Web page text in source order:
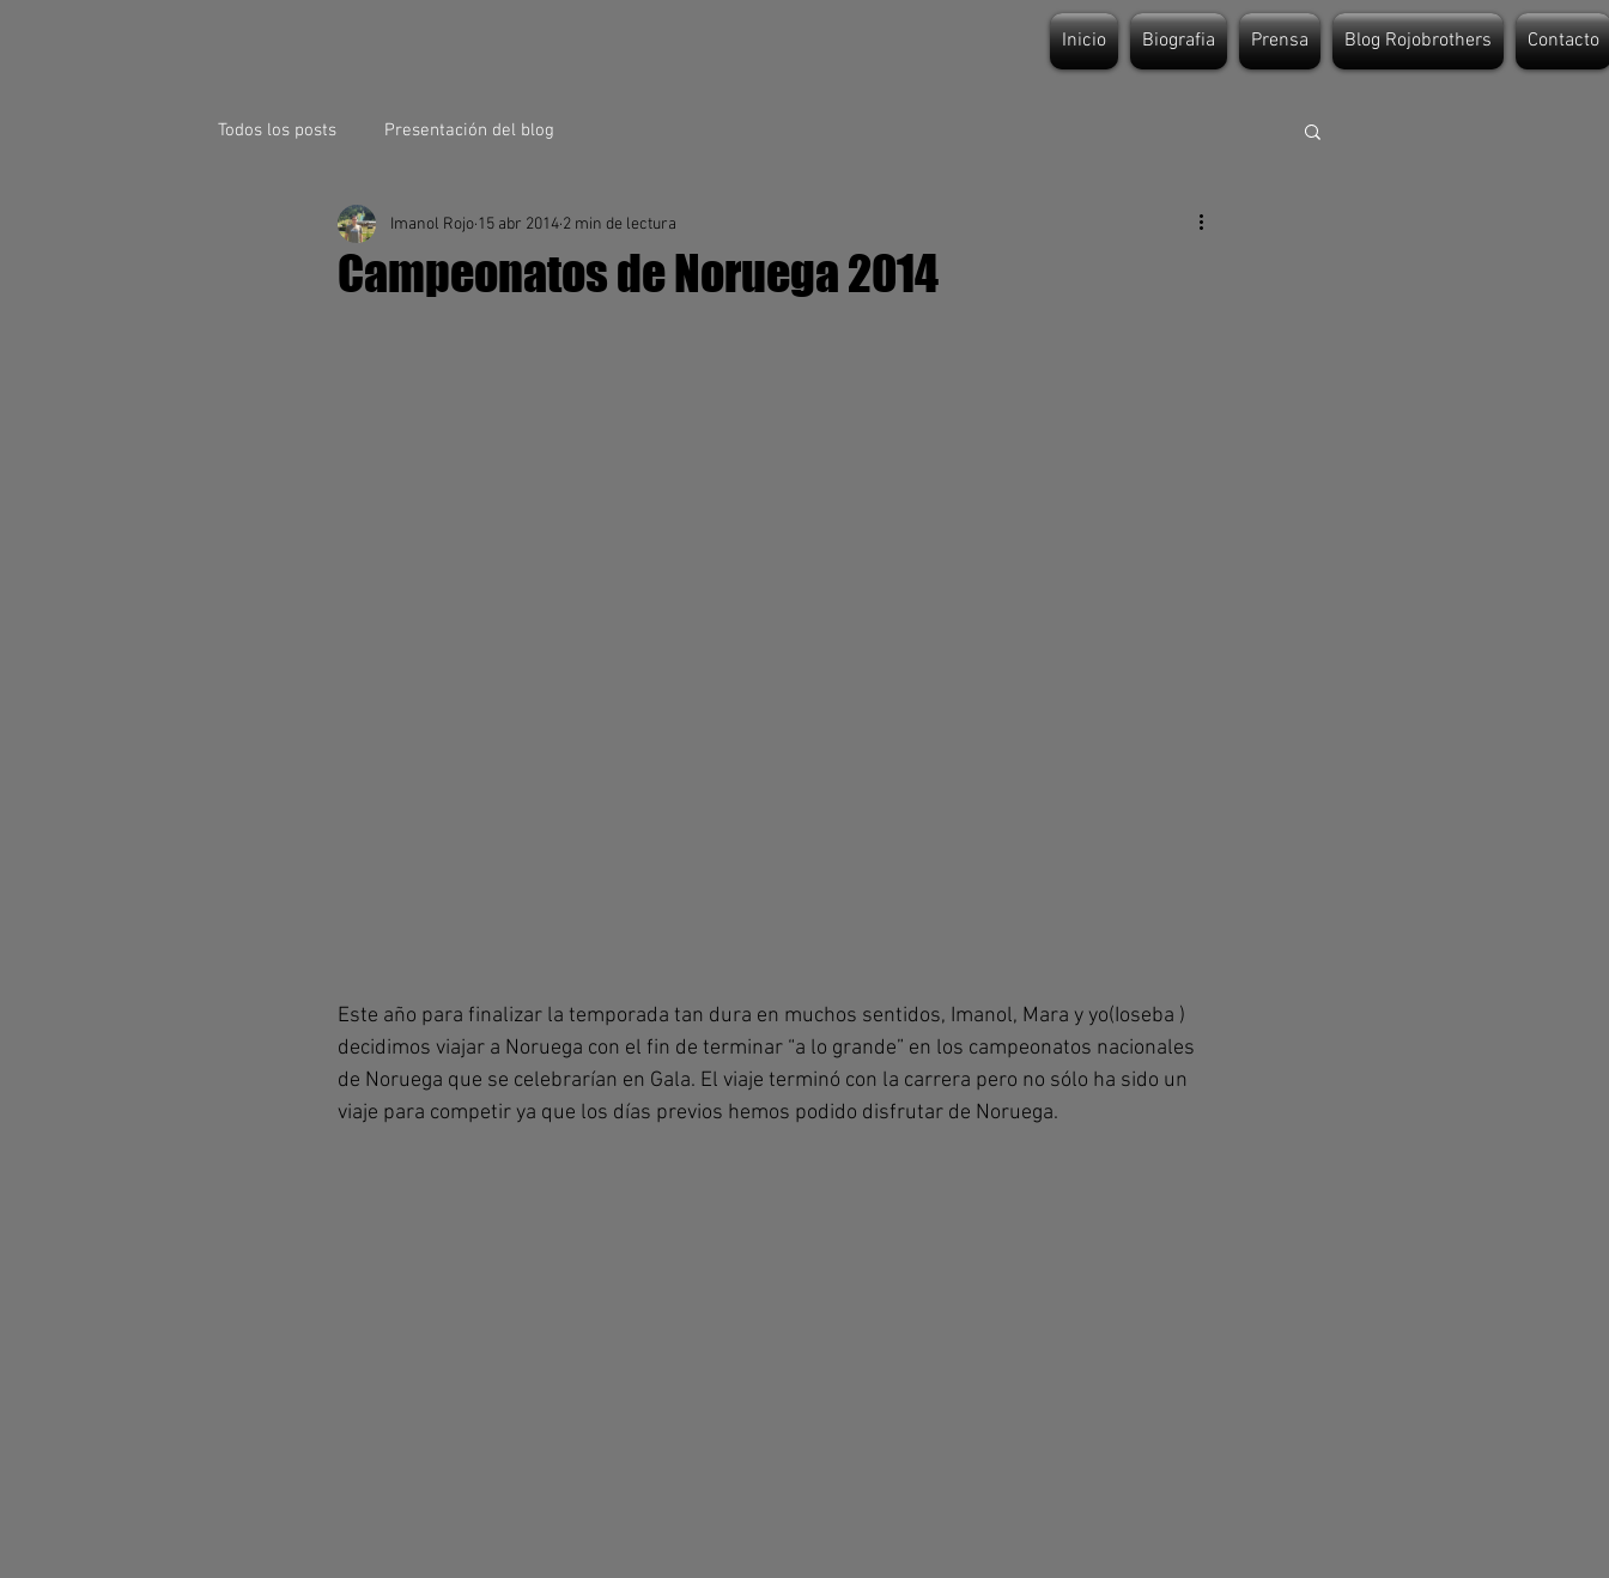
Inicio Biografia Prensa Blog Rojobrothers Contacto
Todos los posts Presentación del blog
Campeonatos de Noruega 2014
Imanol Rojo 15 abr 2014 2 min de lectura
Este año para finalizar la temporada tan dura en muchos sentidos, Imanol, Mara y yo(Ioseba )
decidimos viajar a Noruega con el fin de terminar “a lo grande” en los campeonatos nacionales
de Noruega que se celebrarían en Gala. El viaje terminó con la carrera pero no sólo ha sido un
viaje para competir ya que los días previos hemos podido disfrutar de Noruega.